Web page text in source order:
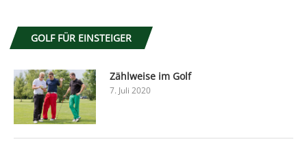
GOLF FÜR EINSTEIGER
Zählweise im Golf
7. Juli 2020